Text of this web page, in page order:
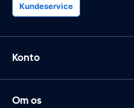
Kundeservice
Konto
Om os